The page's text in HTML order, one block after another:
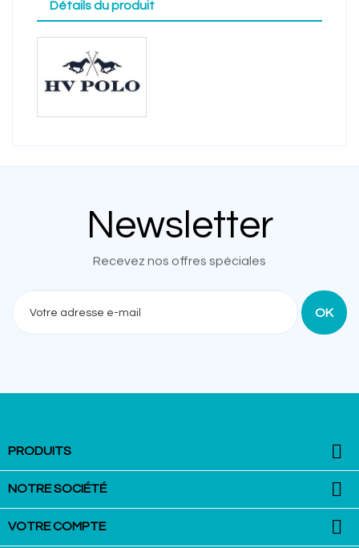
Détails du produit
Newsletter
Recevez nos offres spéciales
PRODUITS 
NOTRE SOCIÉTÉ 
VOTRE COMPTE 